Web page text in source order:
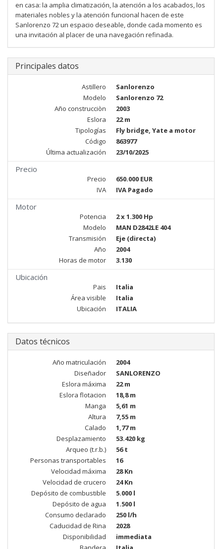
en casa: la amplia climatización, la atención a los acabados, los
materiales nobles y la atención funcional hacen de este
Sanlorenzo 72 un espacio deseable, donde cada momento es
una invitación al placer de una navegación refinada.
Principales datos
Astillero
Sanlorenzo
Modelo
Sanlorenzo 72
Año construcciòn
2003
Eslora
22 m
Tipologías
Fly bridge, Yate a motor
Código
863977
Última actualización
23/10/2025
Precio
Precio
650.000 EUR
IVA
IVA Pagado
Motor
Potencia
2 x 1.300 Hp
Modelo
MAN D2842LE 404
Transmisión
Eje (directa)
Año
2004
Horas de motor
3.130
Ubicación
Pais
Italia
Área visible
Italia
Ubicación
ITALIA
Datos técnicos
Año matriculación
2004
Diseñador
SANLORENZO
Eslora máxima
22 m
Eslora flotacion
18,8 m
Manga
5,61 m
Altura
7,55 m
Calado
1,77 m
Desplazamiento
53.420 kg
Arqueo (t.r.b.)
56 t
Personas transportables
16
Velocidad máxima
28 Kn
Velocidad de crucero
24 Kn
Depósito de combustible
5.000 l
Depósito de agua
1.500 l
Consumo declarado
250 l/h
Caducidad de Rina
2028
Disponibilidad
immediata